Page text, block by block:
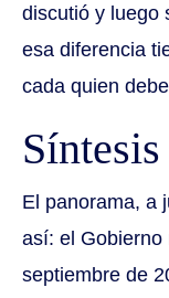
discutió y luego
esa diferencia
cada quien
El panorama, a
así: el Gobierno
septiembre de